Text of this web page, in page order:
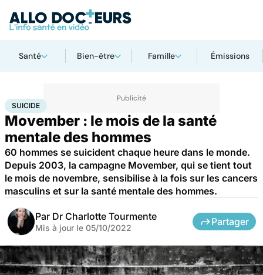
Santé Bien-être Famille Émissions
AccueilSanté
SUICIDE
Movember : le mois de la santé
mentale des hommes
60 hommes se suicident chaque heure dans le monde.
Depuis 2003, la campagne Movember, qui se tient tout
le mois de novembre, sensibilise à la fois sur les cancers
masculins et sur la santé mentale des hommes.
Par Dr Charlotte Tourmente
Mis à jour le 05/10/2022
Partager